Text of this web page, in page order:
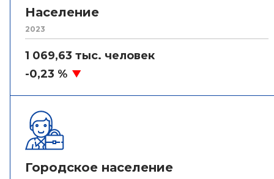
Население
2023
1 069,63 тыс. человек
-0,23 %
Городское население